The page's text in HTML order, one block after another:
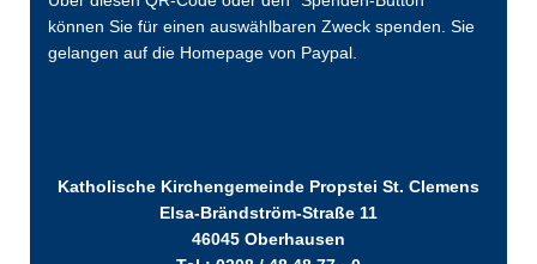
können Sie für einen auswählbaren Zweck spenden. Sie
gelangen auf die Homepage von Paypal.
Katholische Kirchengemeinde Propstei St. Clemens
Elsa-Brändström-Straße 11
46045 Oberhausen